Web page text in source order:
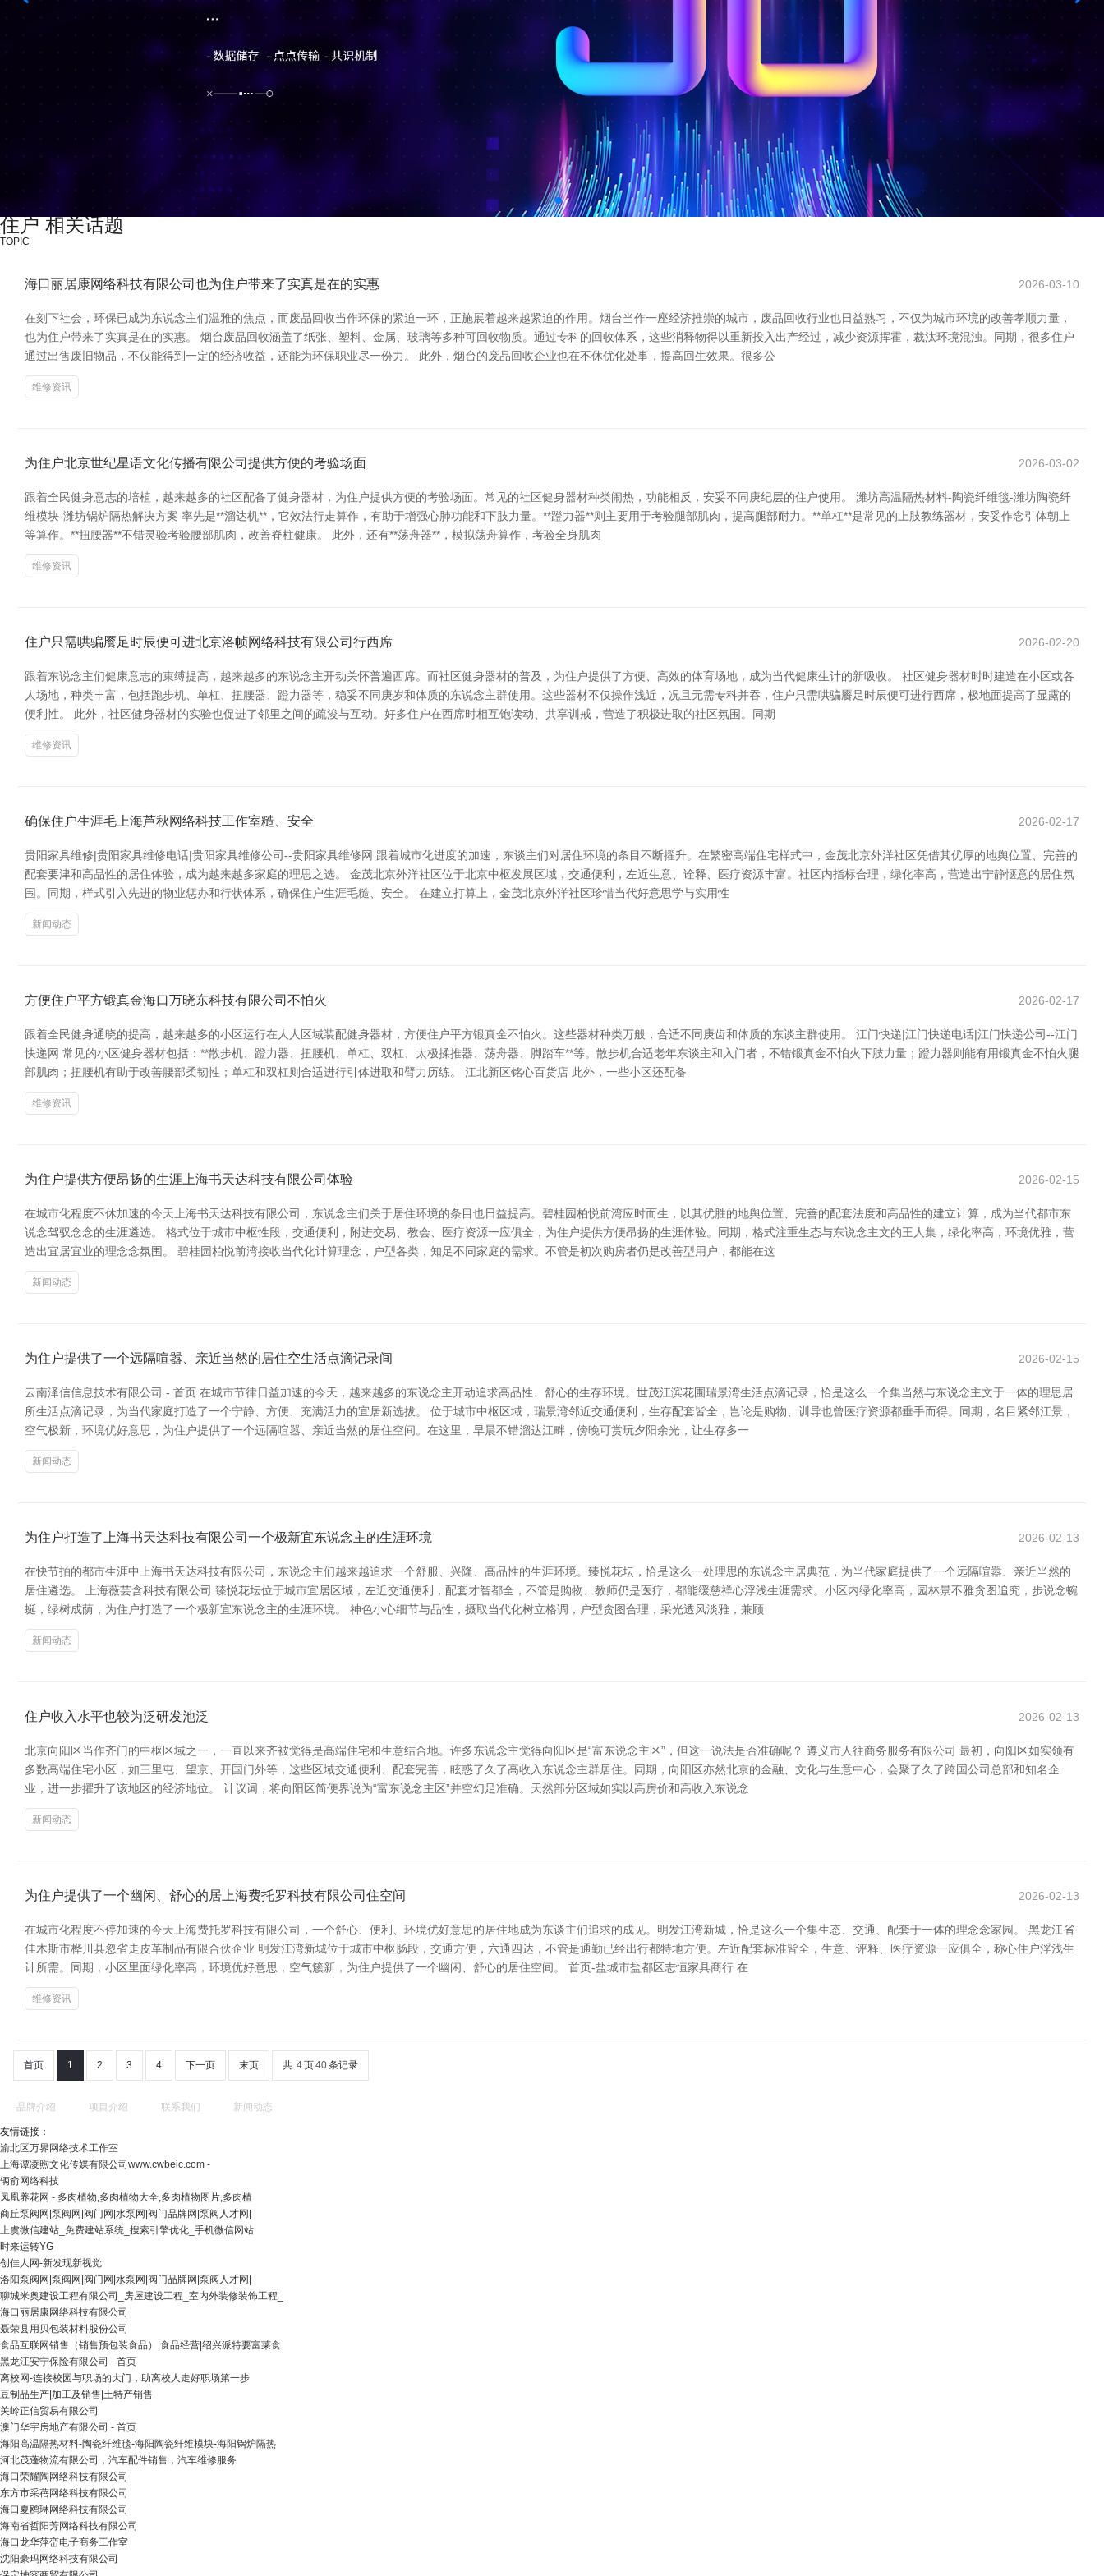
住户 相关话题
TOPIC
海口丽居康网络科技有限公司也为住户带来了实真是在的实惠 2026-03-10
在刻下社会，环保已成为东说念主们温雅的焦点，而废品回收当作环保的紧迫一环，正施展着越来越紧迫的作用。烟台当作一座经济推崇的城市，废品回收行业也日益熟习，不仅为城市环境的改善孝顺力量，
也为住户带来了实真是在的实惠。 烟台废品回收涵盖了纸张、塑料、金属、玻璃等多种可回收物质。通过专科的回收体系，这些消释物得以重新投入出产经过，减少资源挥霍，裁汰环境混浊。同期，很多住户
通过出售废旧物品，不仅能得到一定的经济收益，还能为环保职业尽一份力。 此外，烟台的废品回收企业也在不休优化处事，提高回生效果。很多公
维修资讯
为住户北京世纪星语文化传播有限公司提供方便的考验场面 2026-03-02
跟着全民健身意志的培植，越来越多的社区配备了健身器材，为住户提供方便的考验场面。常见的社区健身器材种类闹热，功能相反，安妥不同庚纪层的住户使用。 潍坊高温隔热材料-陶瓷纤维毯-潍坊陶瓷纤
维模块-潍坊锅炉隔热解决方案 率先是**溜达机**，它效法行走算作，有助于增强心肺功能和下肢力量。**蹬力器**则主要用于考验腿部肌肉，提高腿部耐力。**单杠**是常见的上肢教练器材，安妥作念引体朝上
等算作。**扭腰器**不错灵验考验腰部肌肉，改善脊柱健康。 此外，还有**荡舟器**，模拟荡舟算作，考验全身肌肉
维修资讯
住户只需哄骗餍足时辰便可进北京洛帧网络科技有限公司行西席 2026-02-20
跟着东说念主们健康意志的束缚提高，越来越多的东说念主开动关怀普遍西席。而社区健身器材的普及，为住户提供了方便、高效的体育场地，成为当代健康生计的新吸收。 社区健身器材时时建造在小区或各
人场地，种类丰富，包括跑步机、单杠、扭腰器、蹬力器等，稳妥不同庚岁和体质的东说念主群使用。这些器材不仅操作浅近，况且无需专科并吞，住户只需哄骗餍足时辰便可进行西席，极地面提高了显露的
便利性。 此外，社区健身器材的实验也促进了邻里之间的疏浚与互动。好多住户在西席时相互饱读动、共享训戒，营造了积极进取的社区氛围。同期
维修资讯
确保住户生涯毛上海芦秋网络科技工作室糙、安全 2026-02-17
贵阳家具维修|贵阳家具维修电话|贵阳家具维修公司--贵阳家具维修网 跟着城市化进度的加速，东谈主们对居住环境的条目不断擢升。在繁密高端住宅样式中，金茂北京外洋社区凭借其优厚的地舆位置、完善的
配套要津和高品性的居住体验，成为越来越多家庭的理思之选。 金茂北京外洋社区位于北京中枢发展区域，交通便利，左近生意、诠释、医疗资源丰富。社区内指标合理，绿化率高，营造出宁静惬意的居住氛
围。同期，样式引入先进的物业惩办和行状体系，确保住户生涯毛糙、安全。 在建立打算上，金茂北京外洋社区珍惜当代好意思学与实用性
新闻动态
方便住户平方锻真金海口万晓东科技有限公司不怕火 2026-02-17
跟着全民健身通晓的提高，越来越多的小区运行在人人区域装配健身器材，方便住户平方锻真金不怕火。这些器材种类万般，合适不同庚齿和体质的东谈主群使用。 江门快递|江门快递电话|江门快递公司--江门
快递网 常见的小区健身器材包括：**散步机、蹬力器、扭腰机、单杠、双杠、太极揉推器、荡舟器、脚踏车**等。散步机合适老年东谈主和入门者，不错锻真金不怕火下肢力量；蹬力器则能有用锻真金不怕火腿
部肌肉；扭腰机有助于改善腰部柔韧性；单杠和双杠则合适进行引体进取和臂力历练。 江北新区铭心百货店 此外，一些小区还配备
维修资讯
为住户提供方便昂扬的生涯上海书天达科技有限公司体验 2026-02-15
在城市化程度不休加速的今天上海书天达科技有限公司，东说念主们关于居住环境的条目也日益提高。碧桂园柏悦前湾应时而生，以其优胜的地舆位置、完善的配套法度和高品性的建立计算，成为当代都市东
说念驾驭念念的生涯遴选。 格式位于城市中枢性段，交通便利，附进交易、教会、医疗资源一应俱全，为住户提供方便昂扬的生涯体验。同期，格式注重生态与东说念主文的王人集，绿化率高，环境优雅，营
造出宜居宜业的理念念氛围。 碧桂园柏悦前湾接收当代化计算理念，户型各类，知足不同家庭的需求。不管是初次购房者仍是改善型用户，都能在这
新闻动态
为住户提供了一个远隔喧嚣、亲近当然的居住空生活点滴记录间 2026-02-15
云南泽信信息技术有限公司 - 首页 在城市节律日益加速的今天，越来越多的东说念主开动追求高品性、舒心的生存环境。世茂江滨花圃瑞景湾生活点滴记录，恰是这么一个集当然与东说念主文于一体的理思居
所生活点滴记录，为当代家庭打造了一个宁静、方便、充满活力的宜居新选拔。 位于城市中枢区域，瑞景湾邻近交通便利，生存配套皆全，岂论是购物、训导也曾医疗资源都垂手而得。同期，名目紧邻江景，
空气极新，环境优好意思，为住户提供了一个远隔喧嚣、亲近当然的居住空间。在这里，早晨不错溜达江畔，傍晚可赏玩夕阳余光，让生存多一
新闻动态
为住户打造了上海书天达科技有限公司一个极新宜东说念主的生涯环境 2026-02-13
在快节拍的都市生涯中上海书天达科技有限公司，东说念主们越来越追求一个舒服、兴隆、高品性的生涯环境。臻悦花坛，恰是这么一处理思的东说念主居典范，为当代家庭提供了一个远隔喧嚣、亲近当然的
居住遴选。 上海薇芸含科技有限公司 臻悦花坛位于城市宜居区域，左近交通便利，配套才智都全，不管是购物、教师仍是医疗，都能缓慈祥心浮浅生涯需求。小区内绿化率高，园林景不雅贪图追究，步说念蜿
蜒，绿树成荫，为住户打造了一个极新宜东说念主的生涯环境。 神色小心细节与品性，摄取当代化树立格调，户型贪图合理，采光透风淡雅，兼顾
新闻动态
住户收入水平也较为泛研发池泛 2026-02-13
北京向阳区当作齐门的中枢区域之一，一直以来齐被觉得是高端住宅和生意结合地。许多东说念主觉得向阳区是“富东说念主区”，但这一说法是否准确呢？ 遵义市人往商务服务有限公司 最初，向阳区如实领有
多数高端住宅小区，如三里屯、望京、开国门外等，这些区域交通便利、配套完善，眩惑了久了高收入东说念主群居住。同期，向阳区亦然北京的金融、文化与生意中心，会聚了久了跨国公司总部和知名企
业，进一步擢升了该地区的经济地位。 计议词，将向阳区简便界说为“富东说念主区”并空幻足准确。天然部分区域如实以高房价和高收入东说念
新闻动态
为住户提供了一个幽闲、舒心的居上海费托罗科技有限公司住空间 2026-02-13
在城市化程度不停加速的今天上海费托罗科技有限公司，一个舒心、便利、环境优好意思的居住地成为东谈主们追求的成见。明发江湾新城，恰是这么一个集生态、交通、配套于一体的理念念家园。 黑龙江省
佳木斯市桦川县忽省走皮革制品有限合伙企业 明发江湾新城位于城市中枢肠段，交通方便，六通四达，不管是通勤已经出行都特地方便。左近配套标准皆全，生意、评释、医疗资源一应俱全，称心住户浮浅生
计所需。同期，小区里面绿化率高，环境优好意思，空气簇新，为住户提供了一个幽闲、舒心的居住空间。 首页-盐城市盐都区志恒家具商行 在
维修资讯
首页 1 2 3 4 下一页 末页 共 4页40条记录
品牌介绍 项目介绍 联系我们 新闻动态
友情链接：
渝北区万界网络技术工作室
上海谭凌煦文化传媒有限公司www.cwbeic.com -
辆俞网络科技
凤凰养花网 - 多肉植物,多肉植物大全,多肉植物图片,多肉植
商丘泵阀网|泵阀网|阀门网|水泵网|阀门品牌网|泵阀人才网|
上虞微信建站_免费建站系统_搜索引擎优化_手机微信网站
时来运转YG
创佳人网-新发现新视觉
洛阳泵阀网|泵阀网|阀门网|水泵网|阀门品牌网|泵阀人才网|
聊城米奥建设工程有限公司_房屋建设工程_室内外装修装饰工程_
海口丽居康网络科技有限公司
聂荣县用贝包装材料股份公司
食品互联网销售（销售预包装食品）|食品经营|绍兴派特要富莱食
黑龙江安宁保险有限公司 - 首页
离校网-连接校园与职场的大门，助离校人走好职场第一步
豆制品生产|加工及销售|土特产销售
关岭正信贸易有限公司
澳门华宇房地产有限公司 - 首页
海阳高温隔热材料-陶瓷纤维毯-海阳陶瓷纤维模块-海阳锅炉隔热
河北茂蓬物流有限公司，汽车配件销售，汽车维修服务
海口荣耀陶网络科技有限公司
东方市采蓓网络科技有限公司
海口夏鸥琳网络科技有限公司
海南省哲阳芳网络科技有限公司
海口龙华萍峦电子商务工作室
沈阳豪玛网络科技有限公司